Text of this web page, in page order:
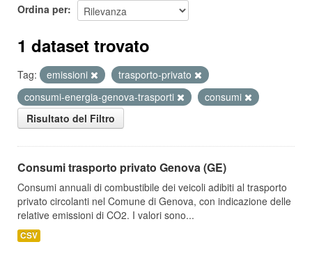
Ordina per
1 dataset trovato
Tag: emissioni
trasporto-privato
consumi-energia-genova-trasporti
consumi
Risultato del Filtro
Consumi trasporto privato Genova (GE)
Consumi annuali di combustibile dei veicoli adibiti al trasporto
privato circolanti nel Comune di Genova, con indicazione delle
relative emissioni di CO2. I valori sono...
CSV